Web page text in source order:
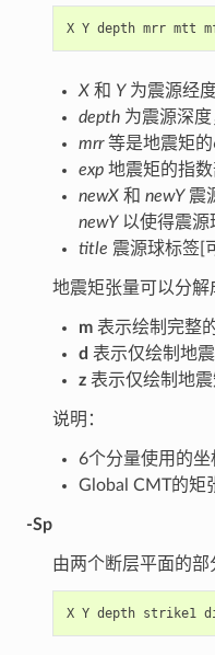
X Y depth mrr mtt
X和 Y为震源经
depth为震源深度
mrr等是地震矩的
exp地震矩的指数
newX和 newY震
newY以使得震源
title 震源球标签[
地震矩张量可以分解
m表示绘制完整
d 表示仅绘制地
z表示仅绘制地震
说明：
6个分量使用的
Global CMT的矩
-Sp
由两个断层平面的
X Y depth strike1